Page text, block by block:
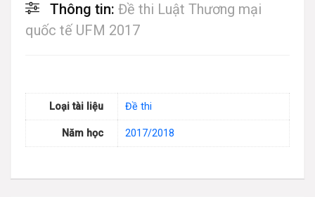
Thông tin: Đề thi Luật Thương mại
quốc tế UFM 2017
Loại tài liệu Đề thi
Năm học 2017/2018